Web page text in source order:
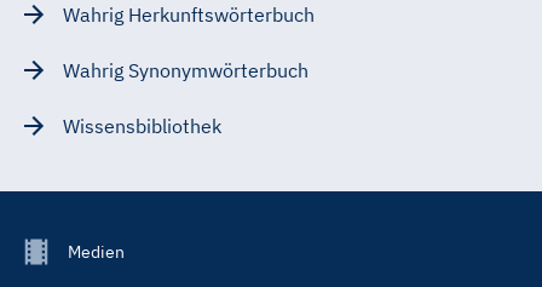
Wahrig Herkunftswörterbuch
Wahrig Synonymwörterbuch
Wissensbibliothek
FooterMedien